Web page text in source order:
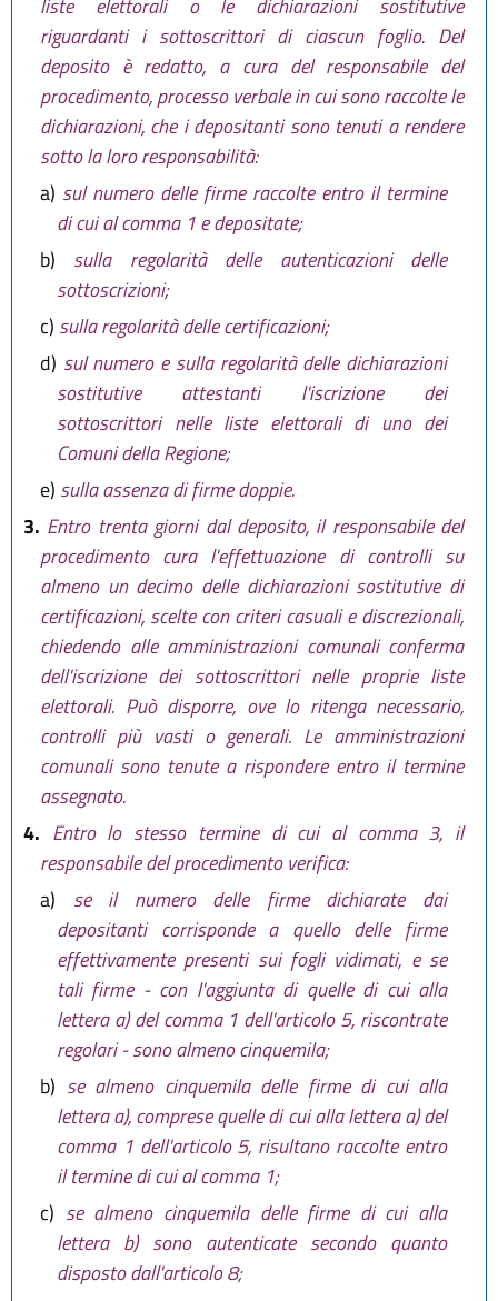
liste elettorali o le dichiarazioni sostitutive
riguardanti i sottoscrittori di ciascun foglio. Del
deposito è redatto, a cura del responsabile del
procedimento, processo verbale in cui sono raccolte le
dichiarazioni, che i depositanti sono tenuti a rendere
sotto la loro responsabilità:
a) sul numero delle firme raccolte entro il termine
di cui al comma 1 e depositate;
b)
sulla regolarità delle autenticazioni delle
sottoscrizioni;
c) sulla regolarità delle certificazioni;
d) sul numero e sulla regolarità delle dichiarazioni
sostitutive attestanti l'iscrizione dei
sottoscrittori nelle liste elettorali di uno dei
Comuni della Regione;
e) sulla assenza di firme doppie.
3. Entro trenta giorni dal deposito, il responsabile del
procedimento cura l'effettuazione di controlli su
almeno un decimo delle dichiarazioni sostitutive di
certificazioni, scelte con criteri casuali e discrezionali,
chiedendo alle amministrazioni comunali conferma
dell'iscrizione dei sottoscrittori nelle proprie liste
elettorali. Può disporre, ove lo ritenga necessario,
controlli più vasti o generali. Le amministrazioni
comunali sono tenute a rispondere entro il termine
assegnato.
4. Entro lo stesso termine di cui al comma 3, il
responsabile del procedimento verifica:
a)
se il numero delle firme dichiarate dai
depositanti corrisponde a quello delle firme
effettivamente presenti sui fogli vidimati, e se
tali firme - con l'aggiunta di quelle di cui alla
lettera a) del comma 1 dell'articolo 5, riscontrate
regolari - sono almeno cinquemila;
b) se almeno cinquemila delle firme di cui alla
lettera a), comprese quelle di cui alla lettera a) del
comma 1 dell'articolo 5, risultano raccolte entro
il termine di cui al comma 1;
c) se almeno cinquemila delle firme di cui alla
lettera b) sono autenticate secondo quanto
disposto dall'articolo 8;